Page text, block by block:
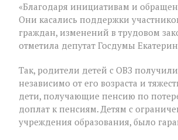
«Благодаря инициативам и
Они касались поддержки
граждан, изменений в трудовом
отметила депутат Госдумы
Так, родители детей с ОВЗ
независимо от его возраста и
дети, получающие пенсию по
доплат к пенсиям. Детям с
учреждения образования, было